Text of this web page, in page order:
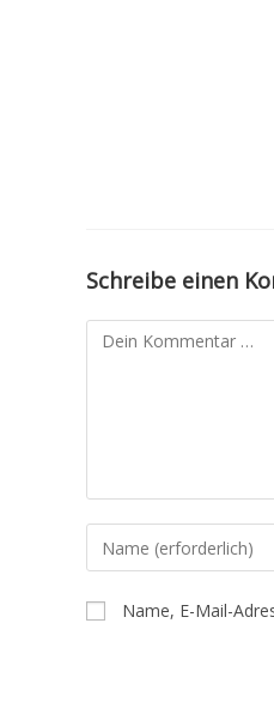
Schreibe einen
Name, E-Mail-